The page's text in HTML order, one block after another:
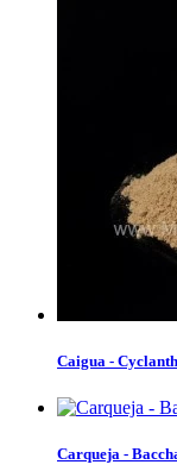
Caigua -
Carqueja -